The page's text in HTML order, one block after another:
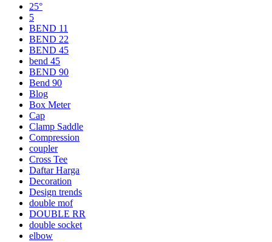
25°
5
BEND 11
BEND 22
BEND 45
bend 45
BEND 90
Bend 90
Blog
Box Meter
Cap
Clamp Saddle
Compression
coupler
Cross Tee
Daftar Harga
Decoration
Design trends
double mof
DOUBLE RR
double socket
elbow